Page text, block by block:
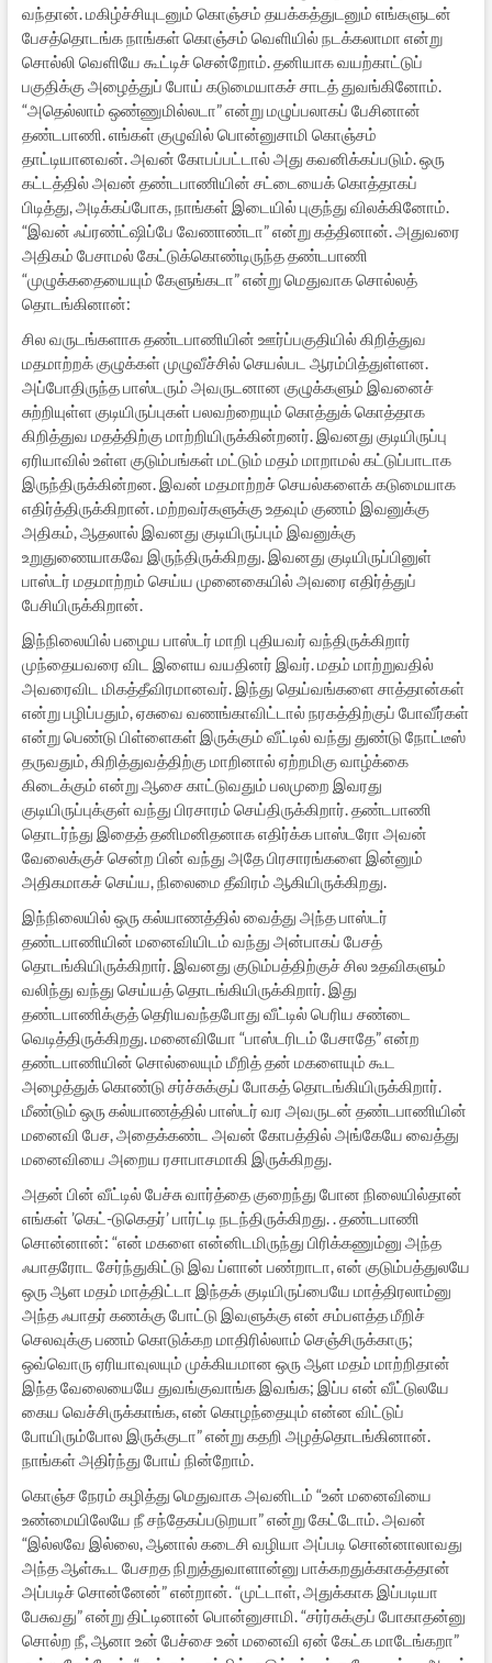
வந்தான். மகிழ்ச்சியுடனும் கொஞ்சம் தயக்கத்துடனும் எங்களுடன்
பேசத்தொடங்க நாங்கள் கொஞ்சம் வெளியில் நடக்கலாமா என்று
சொல்லி வெளியே கூட்டிச் சென்றோம். தனியாக வயற்காட்டுப்
பகுதிக்கு அழைத்துப் போய் கடுமையாகச் சாடத் துவங்கினோம்.
“அதெல்லாம் ஒண்ணுமில்லடா” என்று மழுப்பலாகப் பேசினான்
தண்டபாணி. எங்கள் குழுவில் பொன்னுசாமி கொஞ்சம்
தாட்டியானவன். அவன் கோபப்பட்டால் அது கவனிக்கப்படும். ஒரு
கட்டத்தில் அவன் தண்டபாணியின் சட்டையைக் கொத்தாகப்
பிடித்து, அடிக்கப்போக, நாங்கள் இடையில் புகுந்து விலக்கினோம்.
“இவன் ஃப்ரண்ட்ஷிப்பே வேணாண்டா” என்று கத்தினான். அதுவரை
அதிகம் பேசாமல் கேட்டுக்கொண்டிருந்த தண்டபாணி
“முழுக்கதையையும் கேளுங்கடா” என்று மெதுவாக சொல்லத்
தொடங்கினான்:
சில வருடங்களாக தண்டபாணியின் ஊர்ப்பகுதியில் கிறித்துவ
மதமாற்றக் குழுக்கள் முழுவீச்சில் செயல்பட ஆரம்பித்துள்ளன.
அப்போதிருந்த பாஸ்டரும் அவருடனான குழுக்களும் இவனைச்
சுற்றியுள்ள குடியிருப்புகள் பலவற்றையும் கொத்துக் கொத்தாக
கிறித்துவ மதத்திற்கு மாற்றியிருக்கின்றனர். இவனது குடியிருப்பு
ஏரியாவில் உள்ள குடும்பங்கள் மட்டும் மதம் மாறாமல் கட்டுப்பாடாக
இருந்திருக்கின்றன. இவன் மதமாற்றச் செயல்களைக் கடுமையாக
எதிர்த்திருக்கிறான். மற்றவர்களுக்கு உதவும் குணம் இவனுக்கு
அதிகம், ஆதலால் இவனது குடியிருப்பும் இவனுக்கு
உறுதுணையாகவே இருந்திருக்கிறது. இவனது குடியிருப்பினுள்
பாஸ்டர் மதமாற்றம் செய்ய முனைகையில் அவரை எதிர்த்துப்
பேசியிருக்கிறான்.
இந்நிலையில் பழைய பாஸ்டர் மாறி புதியவர் வந்திருக்கிறார்
முந்தையவரை விட இளைய வயதினர் இவர். மதம் மாற்றுவதில்
அவரைவிட மிகத்தீவிரமானவர். இந்து தெய்வங்களை சாத்தான்கள்
என்று பழிப்பதும், ஏசுவை வணங்காவிட்டால் நரகத்திற்குப் போவீர்கள்
என்று பெண்டு பிள்ளைகள் இருக்கும் வீட்டில் வந்து துண்டு நோட்டீஸ்
தருவதும், கிறித்துவத்திற்கு மாறினால் ஏற்றமிகு வாழ்க்கை
கிடைக்கும் என்று ஆசை காட்டுவதும் பலமுறை இவரது
குடியிருப்புக்குள் வந்து பிரசாரம் செய்திருக்கிறார். தண்டபாணி
தொடர்ந்து இதைத் தனிமனிதனாக எதிர்க்க பாஸ்டரோ அவன்
வேலைக்குச் சென்ற பின் வந்து அதே பிரசாரங்களை இன்னும்
அதிகமாகச் செய்ய, நிலைமை தீவிரம் ஆகியிருக்கிறது.
இந்நிலையில் ஒரு கல்யாணத்தில் வைத்து அந்த பாஸ்டர்
தண்டபாணியின் மனைவியிடம் வந்து அன்பாகப் பேசத்
தொடங்கியிருக்கிறார். இவனது குடும்பத்திற்குச் சில உதவிகளும்
வலிந்து வந்து செய்யத் தொடங்கியிருக்கிறார். இது
தண்டபாணிக்குத் தெரியவந்தபோது வீட்டில் பெரிய சண்டை
வெடித்திருக்கிறது. மனைவியோ “பாஸ்டரிடம் பேசாதே” என்ற
தண்டபாணியின் சொல்லையும் மீறித் தன் மகளையும் கூட
அழைத்துக் கொண்டு சர்ச்சுக்குப் போகத் தொடங்கியிருக்கிறார்.
மீண்டும் ஒரு கல்யாணத்தில் பாஸ்டர் வர அவருடன் தண்டபாணியின்
மனைவி பேச, அதைக்கண்ட அவன் கோபத்தில் அங்கேயே வைத்து
மனைவியை அறைய ரசாபாசமாகி இருக்கிறது.
அதன் பின் வீட்டில் பேச்சு வார்த்தை குறைந்து போன நிலையில்தான்
எங்கள் ’கெட்-டுகெதர்’ பார்ட்டி நடந்திருக்கிறது. . தண்டபாணி
சொன்னான்: “என் மகளை என்னிடமிருந்து பிரிக்கணும்னு அந்த
ஃபாதரோட சேர்ந்துகிட்டு இவ ப்ளான் பண்றாடா, என் குடும்பத்துலயே
ஒரு ஆள மதம் மாத்திட்டா இந்தக் குடியிருப்பையே மாத்திரலாம்னு
அந்த ஃபாதர் கணக்கு போட்டு இவளுக்கு என் சம்பளத்த மீறிச்
செலவுக்கு பணம் கொடுக்கற மாதிரில்லாம் செஞ்சிருக்காரு;
ஒவ்வொரு ஏரியாவுலயும் முக்கியமான ஒரு ஆள மதம் மாற்றிதான்
இந்த வேலையையே துவங்குவாங்க இவங்க; இப்ப என் வீட்டுலயே
கைய வெச்சிருக்காங்க, என் கொழந்தையும் என்ன விட்டுப்
போயிரும்போல இருக்குடா” என்று கதறி அழத்தொடங்கினான்.
நாங்கள் அதிர்ந்து போய் நின்றோம்.
கொஞ்ச நேரம் கழித்து மெதுவாக அவனிடம் “உன் மனைவியை
உண்மையிலேயே நீ சந்தேகப்படுறயா” என்று கேட்டோம். அவன்
“இல்லவே இல்லை, ஆனால் கடைசி வழியா அப்படி சொன்னாலாவது
அந்த ஆள்கூட பேசறத நிறுத்துவாளான்னு பாக்கறதுக்காகத்தான்
அப்படிச் சொன்னேன்” என்றான். “முட்டாள், அதுக்காக இப்படியா
பேசுவது” என்று திட்டினான் பொன்னுசாமி. “சர்ர்சுக்குப் போகாதன்னு
சொல்ற நீ, ஆனா உன் பேச்சை உன் மனைவி ஏன் கேட்க மாடேங்கறா”